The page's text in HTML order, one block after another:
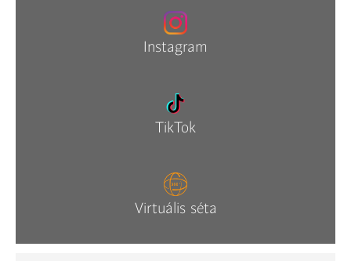
Instagram
TikTok
Virtuális séta